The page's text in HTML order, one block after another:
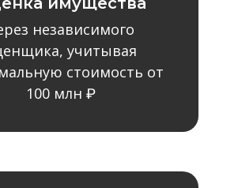
независимого
учитывая
стоимость от
100 млн ₽